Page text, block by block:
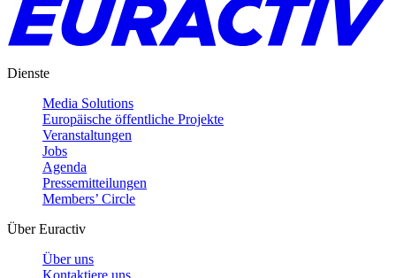
Dienste
Media Solutions
Europäische öffentliche Projekte
Veranstaltungen
Jobs
Agenda
Pressemitteilungen
Members’ Circle
Über Euractiv
Über uns
Kontaktiere uns